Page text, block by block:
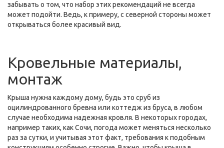
забывать о том, что набор этих рекомендаций не всегда
может подойти. Ведь, к примеру, с северной стороны может
открываться более красивый вид.
Кровельные материалы,
монтаж
Крыша нужна каждому дому, будь это сруб из
оцилиндрованного бревна или коттедж из бруса, в любом
случае необходима надежная кровля. В некоторых городах,
например таких, как Сочи, погода может меняться несколько
раз за сутки, и учитывая этот факт, требования к подобным